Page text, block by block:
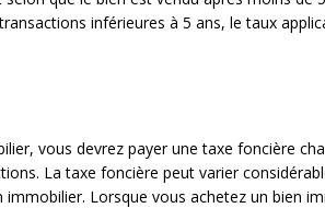
inférieures à 5 ans, le taux
vous devrez payer une taxe foncière
La taxe foncière peut varier
immobilier. Lorsque vous achetez un bien